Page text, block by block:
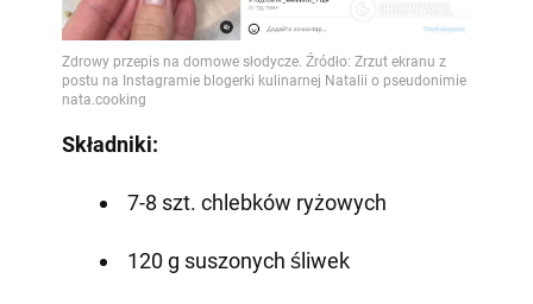
Video
Składniki:
7-8 szt. chlebków ryżowych
120 g suszonych śliwek